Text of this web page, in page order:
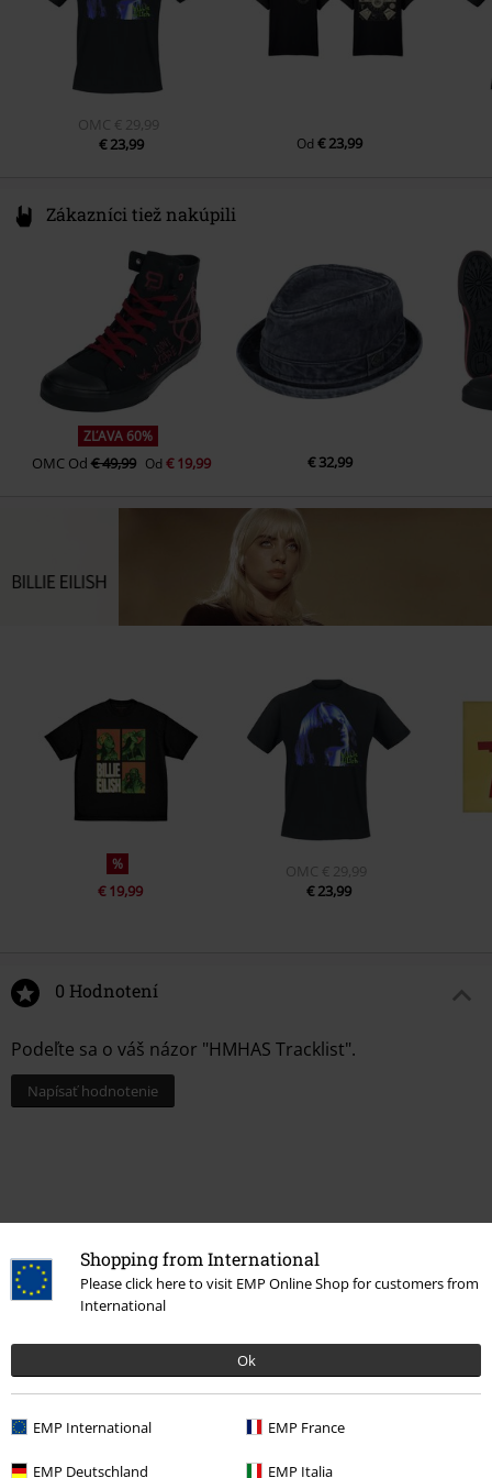
Shopping from International
Please click here to visit EMP Online Shop for customers from
International
Ok
EMP International EMP France
EMP Deutschland EMP Italia
OMC € 29,99
€ 23,99
Od€ 23,99
Zákazníci tiež nakúpili
ZĽAVA 60%
OMC Od€ 49,99 Od € 19,99 € 32,99
%
€ 19,99
OMC € 29,99
€ 23,99
0 Hodnotení
Podeľte sa o váš názor "HMHAS Tracklist".
Napísať hodnotenie